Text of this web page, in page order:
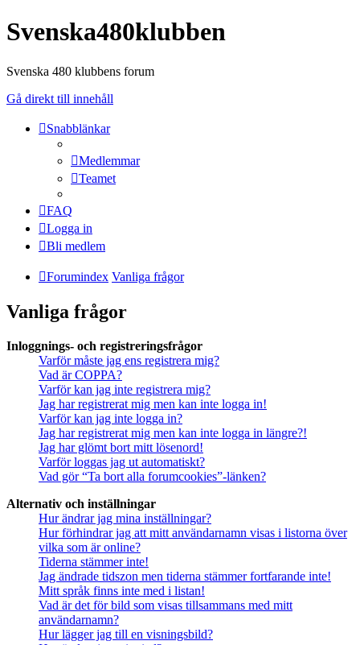
Svenska480klubben
Svenska 480 klubbens forum
Gå direkt till innehåll
Snabblänkar
Medlemmar
Teamet
FAQ
Logga in
Bli medlem
Forumindex Vanliga frågor
Vanliga frågor
Inloggnings- och registreringsfrågor
Varför måste jag ens registrera mig?
Vad är COPPA?
Varför kan jag inte registrera mig?
Jag har registrerat mig men kan inte logga in!
Varför kan jag inte logga in?
Jag har registrerat mig men kan inte logga in längre?!
Jag har glömt bort mitt lösenord!
Varför loggas jag ut automatiskt?
Vad gör “Ta bort alla forumcookies”-länken?
Alternativ och inställningar
Hur ändrar jag mina inställningar?
Hur förhindrar jag att mitt användarnamn visas i listorna över
vilka som är online?
Tiderna stämmer inte!
Jag ändrade tidszon men tiderna stämmer fortfarande inte!
Mitt språk finns inte med i listan!
Vad är det för bild som visas tillsammans med mitt
användarnamn?
Hur lägger jag till en visningsbild?